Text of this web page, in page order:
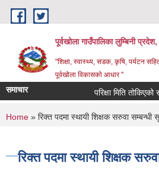
Skip to main content
पूर्वखोला गाउँपालिका लुम्बिनी प्रदेश,
"शिक्षा, स्वास्थ्य, सडक, कृषि, पर्यटन
पूर्वखोला विकासको आधार "
समाचार परिक्षा मिति तोकिएको
You are here
Home » रिक्त पदमा स्थायी शिक्षक सरुवा सम्बन्धी
रिक्त पदमा स्थायी शिक्षक